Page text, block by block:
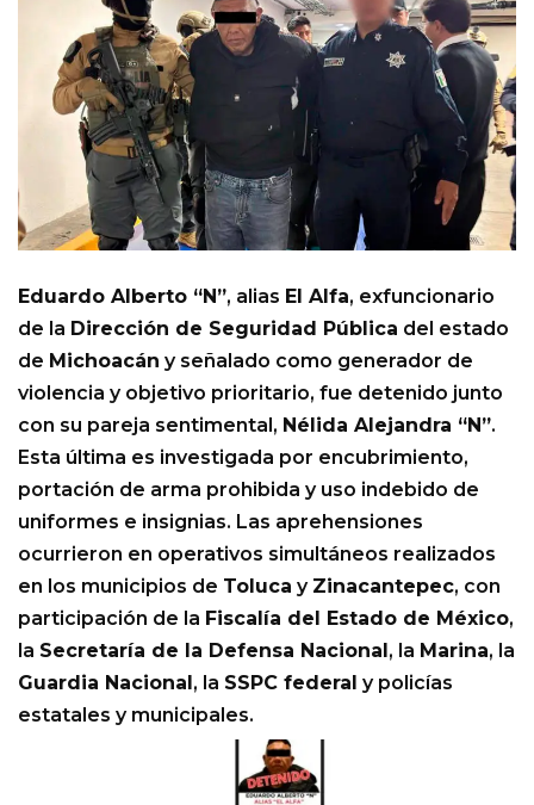
Eduardo Alberto “N”, alias El Alfa, exfuncionario
de la Dirección de Seguridad Pública del estado
de Michoacán y señalado como generador de
violencia y objetivo prioritario, fue detenido junto
con su pareja sentimental, Nélida Alejandra “N”.
Esta última es investigada por encubrimiento,
portación de arma prohibida y uso indebido de
uniformes e insignias. Las aprehensiones
ocurrieron en operativos simultáneos realizados
en los municipios de Toluca y Zinacantepec, con
participación de la Fiscalía del Estado de México,
la Secretaría de la Defensa Nacional , la Marina, la
Guardia Nacional , la SSPC federal y policías
estatales y municipales.